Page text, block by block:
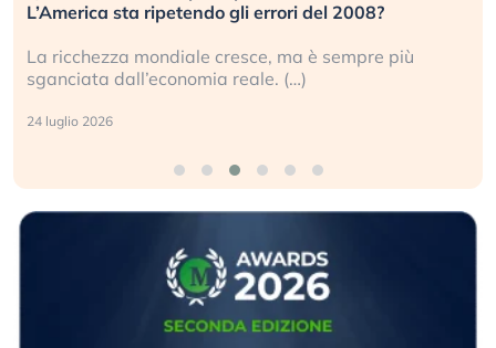
L’America sta ripetendo gli errori del 2008?
La ricchezza mondiale cresce, ma è sempre più
sganciata dall’economia reale. (…)
24 luglio 2026